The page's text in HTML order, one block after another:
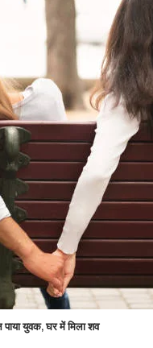
युवक, घर में मिला शव